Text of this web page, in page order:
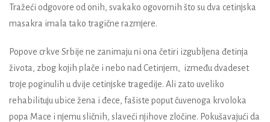
Tražeći odgovore od onih, svakako ogovornih što su dva cetinjska
masakra imala tako tragične razmjere.
Popove crkve Srbije ne zanimaju ni ona četiri izgubljena đetinja
života, zbog kojih plače i nebo nad Cetinjem, između dvadeset
troje poginulih u dvije cetinjske tragedije. Ali zato uveliko
rehabilituju ubice žena i đece, fašiste poput čuvenoga krvoloka
popa Mace i njemu sličnih, slaveći njihove zločine. Pokušavajući da